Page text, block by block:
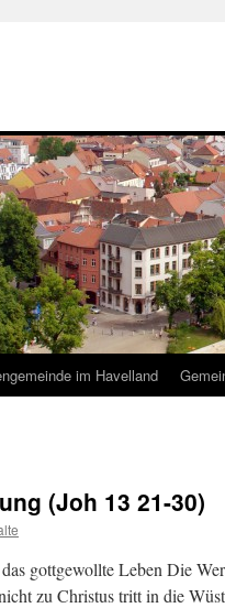
im Havelland
(Joh 13 21-30)
gottgewollte Leben Die
zu Christus tritt in die